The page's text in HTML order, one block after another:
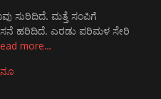
ಸುರಿದಿದೆ. ಮತ್ತೆ ಸಂಪಿಗೆ
ಹರಿದಿದೆ. ಎರಡು ಪರಿಮಳ ಸೇರಿ
more…